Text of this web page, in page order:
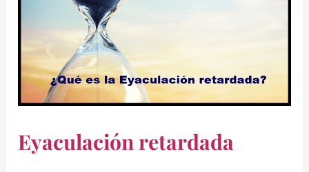
Eyaculación retardada